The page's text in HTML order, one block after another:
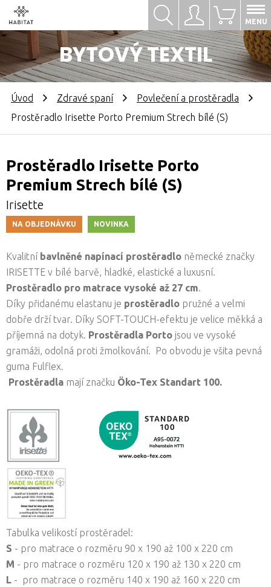
Přihlásit se
BYTOVÝ TEXTIL
0
MENU
Hledat
Úvod Zdravé spaní
Povlečení a prostěradla
Prostěradlo Irisette Porto Premium Strech bílé (S)
Prostěradlo Irisette Porto
Premium Strech bílé (S)
Irisette
NA OBJEDNÁVKU NOVINKA
Kvalitní bavlněné napínací prostěradlo německé značky
IRISETTE v bílé barvě, hladké, elastické a luxusní.
Prostěradlo pro matrace vysoké až 27 cm.
Díky přidanému elastanu je prostěradlo pružné a velmi
dobře drží tvar. Díky SOFT-TOUCH-efektu je velice měkká a
příjemná na dotyk. Prostěradla Porto jsou ve vysoké
gramáži, odolná proti žmolkování. Po obvodu je všita pevná
guma Fulflex.
Prostěradla mají značku Öko-Tex Standart 100.
Tabulka velikostí prostěradel:
S - pro matrace o rozměru 90 x 190 až 100 x 220 cm
M - pro matrace o rozměru 120 x 190 až 130 x 220 cm
L - pro matrace o rozměru 140 x 190 až 160 x 220 cm